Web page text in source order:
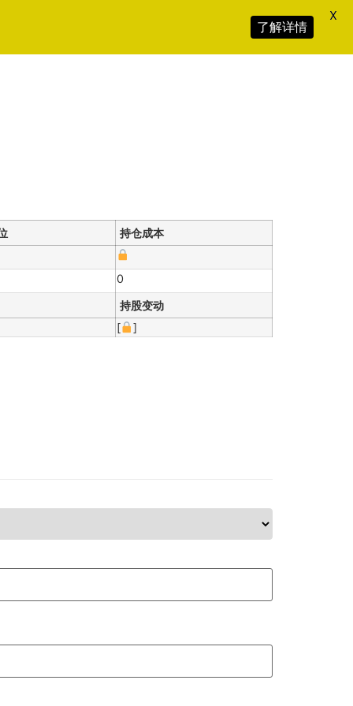
持仓成本
0
持股变动
[
]
了解详情
X